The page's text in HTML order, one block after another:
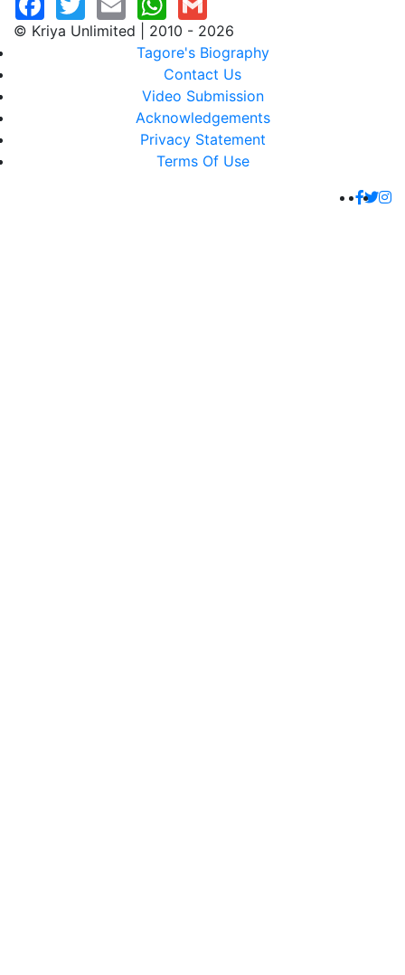
© Kriya Unlimited | 2010 - 2026
Tagore's Biography
Contact Us
Video Submission
Acknowledgements
Privacy Statement
Terms Of Use